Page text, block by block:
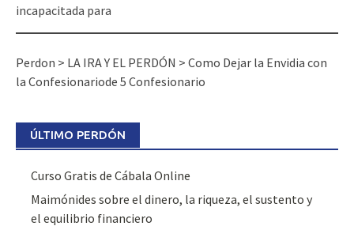
incapacitada para
Perdon > LA IRA Y EL PERDÓN > Como Dejar la Envidia con
la Confesionariode 5 Confesionario
ÚLTIMO PERDÓN
Curso Gratis de Cábala Online
Maimónides sobre el dinero, la riqueza, el sustento y
el equilibrio financiero